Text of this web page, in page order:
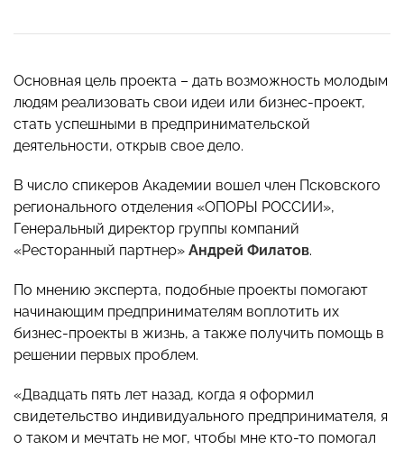
Основная цель проекта – дать возможность молодым
людям реализовать свои идеи или бизнес-проект,
стать успешными в предпринимательской
деятельности, открыв свое дело.
В число спикеров Академии вошел член Псковского
регионального отделения «ОПОРЫ РОССИИ»,
Генеральный директор группы компаний
«Ресторанный партнер» Андрей Филатов.
По мнению эксперта, подобные проекты помогают
начинающим предпринимателям воплотить их
бизнес-проекты в жизнь, а также получить помощь в
решении первых проблем.
«Двадцать пять лет назад, когда я оформил
свидетельство индивидуального предпринимателя, я
о таком и мечтать не мог, чтобы мне кто-то помогал